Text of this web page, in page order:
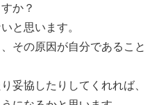
か？
と思います。
その原因が自分であること
妥協したりしてくれれば、